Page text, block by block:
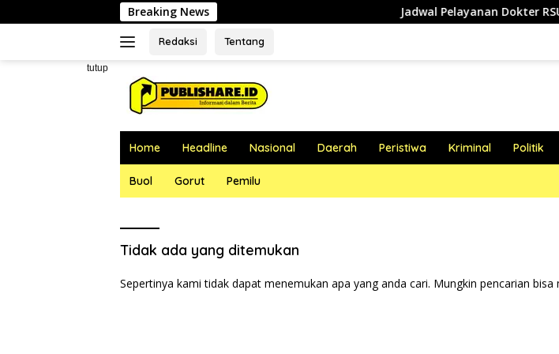
ke
Breaking News Jadwal Pelayanan Dokter RSUD dr.
Redaksi Tentang
tutup
Home Headline Nasional Daerah Peristiwa Kriminal Politik
Buol Gorut Pemilu
Tidak ada yang ditemukan
Sepertinya kami tidak dapat menemukan apa yang anda cari. Mungkin pencarian bisa